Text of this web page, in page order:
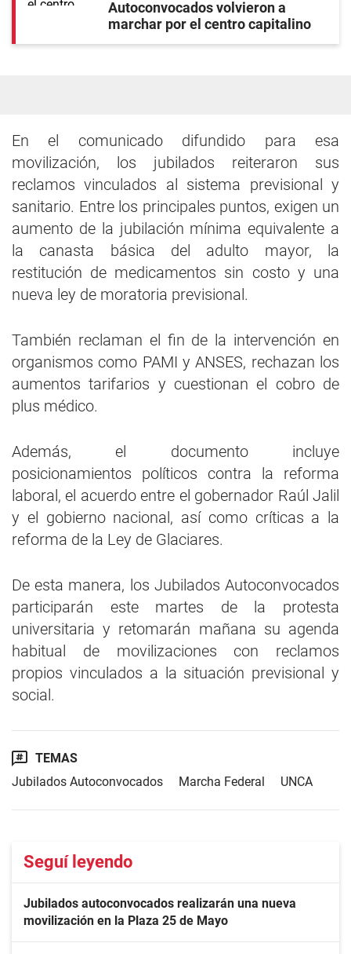
Autoconvocados volvieron a
marchar por el centro capitalino
En el comunicado difundido para esa
movilización, los jubilados reiteraron sus
reclamos vinculados al sistema previsional y
sanitario. Entre los principales puntos, exigen un
aumento de la jubilación mínima equivalente a
la canasta básica del adulto mayor, la
restitución de medicamentos sin costo y una
nueva ley de moratoria previsional.
También reclaman el fin de la intervención en
organismos como PAMI y ANSES, rechazan los
aumentos tarifarios y cuestionan el cobro de
plus médico.
Además, el documento incluye
posicionamientos políticos contra la reforma
laboral, el acuerdo entre el gobernador Raúl Jalil
y el gobierno nacional, así como críticas a la
reforma de la Ley de Glaciares.
De esta manera, los Jubilados Autoconvocados
participarán este martes de la protesta
universitaria y retomarán mañana su agenda
habitual de movilizaciones con reclamos
propios vinculados a la situación previsional y
social.
TEMAS
Jubilados Autoconvocados
Marcha Federal UNCA
Seguí leyendo
Jubilados autoconvocados realizarán una nueva
movilización en la Plaza 25 de Mayo